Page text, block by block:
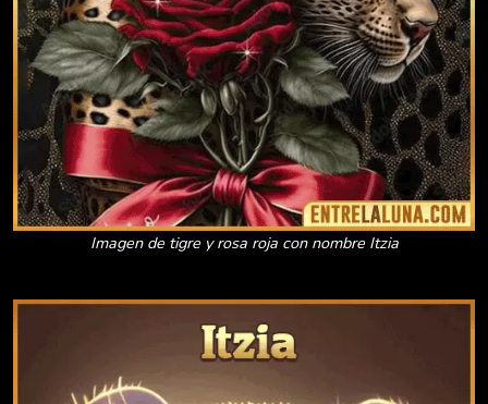
Imagen de tigre y rosa roja con nombre Itzia